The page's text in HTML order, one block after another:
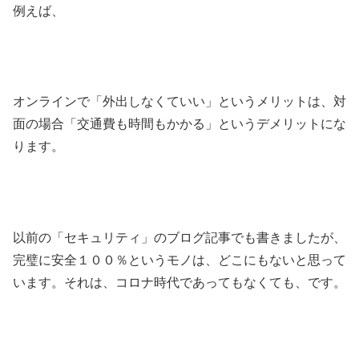
例えば、
オンラインで「外出しなくていい」というメリットは、対
面の場合「交通費も時間もかかる」というデメリットにな
ります。
以前の「セキュリティ」のブログ記事でも書きましたが、
完璧に安全１００％というモノは、どこにもないと思って
います。それは、コロナ時代であってもなくても、です。